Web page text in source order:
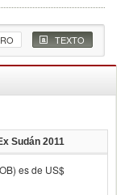
TEXTO
Sudán 2011
es de US$